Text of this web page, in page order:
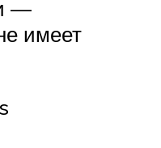
—
имеет